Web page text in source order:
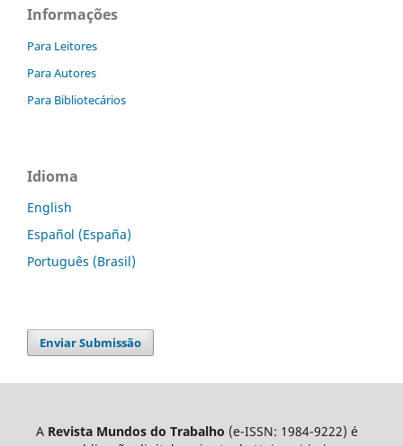
Informações
Para Leitores
Para Autores
Para Bibliotecários
Idioma
English
Español (España)
Português (Brasil)
Enviar Submissão
A Revista Mundos do Trabalho (e-ISSN: 1984-9222) é